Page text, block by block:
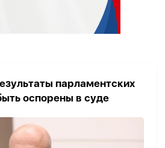
парламентских
оспорены в суде